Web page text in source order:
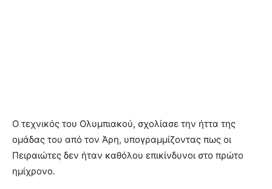
Ο τεχνικός του Ολυμπιακού, σχολίασε την ήττα της
ομάδας του από τον Άρη, υπογραμμίζοντας πως οι
Πειραιώτες δεν ήταν καθόλου επικίνδυνοι στο πρώτο
ημίχρονο.